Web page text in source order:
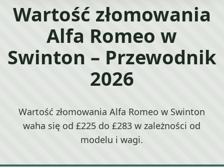
Wartość złomowania
Alfa Romeo w
Swinton – Przewodnik
2026
Wartość złomowania Alfa Romeo w Swinton
waha się od £225 do £283 w zależności od
modelu i wagi.